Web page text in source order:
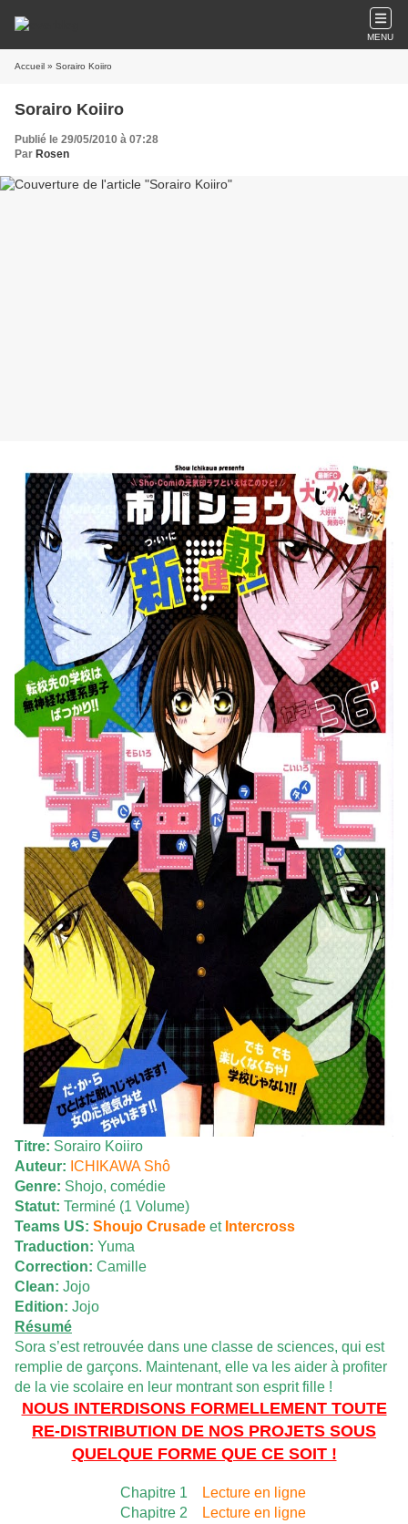
MENU
Accueil » Sorairo Koiiro
Sorairo Koiiro
Publié le 29/05/2010 à 07:28
Par Rosen
Titre: Sorairo Koiiro
Auteur: ICHIKAWA Shô
Genre: Shojo, comédie
Statut: Terminé (1 Volume)
Teams US: Shoujo Crusade et Intercross
Traduction: Yuma
Correction: Camille
Clean: Jojo
Edition: Jojo
Résumé
Sora s’est retrouvée dans une classe de sciences, qui est
remplie de garçons. Maintenant, elle va les aider à profiter
de la vie scolaire en leur montrant son esprit fille !
NOUS INTERDISONS FORMELLEMENT TOUTE
RE-DISTRIBUTION DE NOS PROJETS SOUS
QUELQUE FORME QUE CE SOIT !
Chapitre 1
Lecture en ligne
Chapitre 2
Lecture en ligne